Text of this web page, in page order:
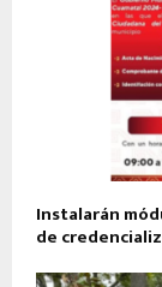
Instalarán
de